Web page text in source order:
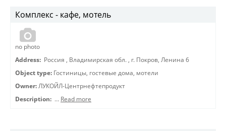
Комплекс - кафе, мотель
no photo
Address: Россия , Владимирская обл. , г. Покров, Ленина 6
Object type: Гостиницы, гостевые дома, мотели
Owner: ЛУКОЙЛ-Центрнефтепродукт
Description: … Read more